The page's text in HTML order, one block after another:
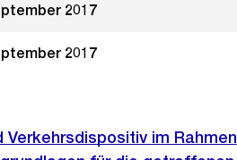
2017
2017
im Rahmen